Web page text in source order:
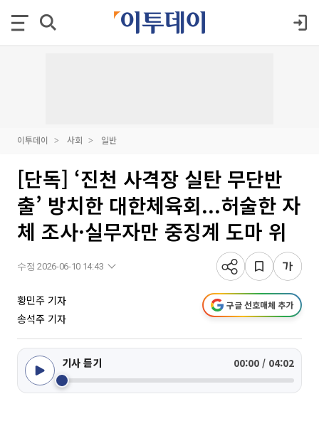
이투데이 사회 일반
[단독] ‘진천 사격장 실탄 무단반
출’ 방치한 대한체육회...허술한 자
체 조사·실무자만 중징계 도마 위
수정 2026-06-10 14:43
황민주 기자
송석주 기자
구글 선호매체 추가
기사 듣기 00:00 / 04:02